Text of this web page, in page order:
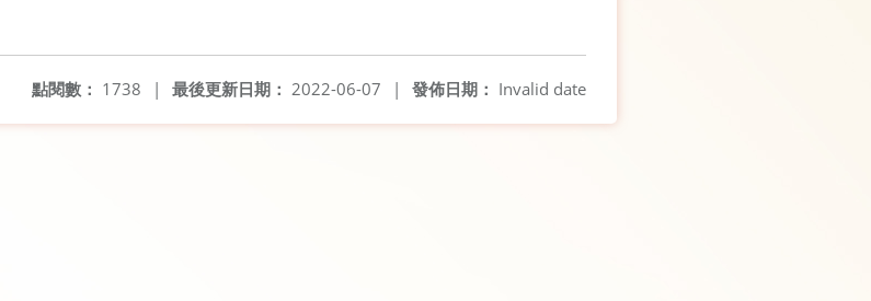
發佈日期： Invalid date
最後更新日期： 2022-06-07 |
點閱數： 1738 |